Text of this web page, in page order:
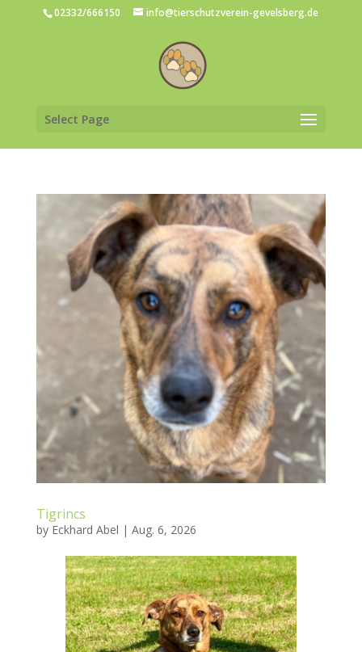
02332/666150 info@tierschutzverein-gevelsberg.de
Select Page
Tigrincs
by Eckhard Abel | Aug. 6, 2026